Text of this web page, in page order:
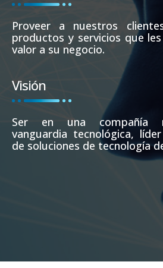
Proveer a nuestros
productos y servicios que
valor a su negocio.
Visión
Ser en una compañía
vanguardia tecnológica,
de soluciones de tecnología